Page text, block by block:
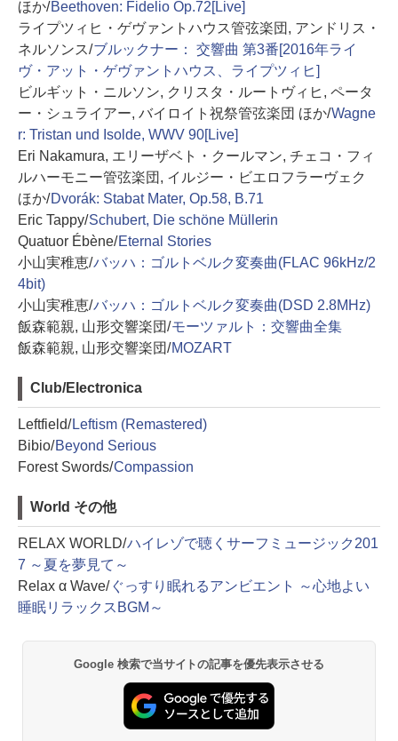
ほか/Beethoven: Fidelio Op.72[Live]
ライプツィヒ・ゲヴァントハウス管弦楽団, アンドリス・
ネルソンス/ブルックナー： 交響曲 第3番[2016年ライ
ヴ・アット・ゲヴァントハウス、ライプツィヒ]
ビルギット・ニルソン, クリスタ・ルートヴィヒ, ペータ
ー・シュライアー, バイロイト祝祭管弦楽団 ほか/Wagne
r: Tristan und Isolde, WWV 90[Live]
Eri Nakamura, エリーザベト・クールマン, チェコ・フィ
ルハーモニー管弦楽団, イルジー・ビエロフラーヴェク
ほか/Dvorák: Stabat Mater, Op.58, B.71
Eric Tappy/Schubert, Die schöne Müllerin
Quatuor Ébène/Eternal Stories
小山実稚恵/バッハ：ゴルトベルク変奏曲(FLAC 96kHz/2
4bit)
小山実稚恵/バッハ：ゴルトベルク変奏曲(DSD 2.8MHz)
飯森範親, 山形交響楽団/モーツァルト：交響曲全集
飯森範親, 山形交響楽団/MOZART
Club/Electronica
Leftfield/Leftism (Remastered)
Bibio/Beyond Serious
Forest Swords/Compassion
World その他
RELAX WORLD/ハイレゾで聴くサーフミュージック201
7 ～夏を夢見て～
Relax α Wave/ぐっすり眠れるアンビエント ～心地よい
睡眠リラックスBGM～
Google 検索で当サイトの記事を優先表示させる